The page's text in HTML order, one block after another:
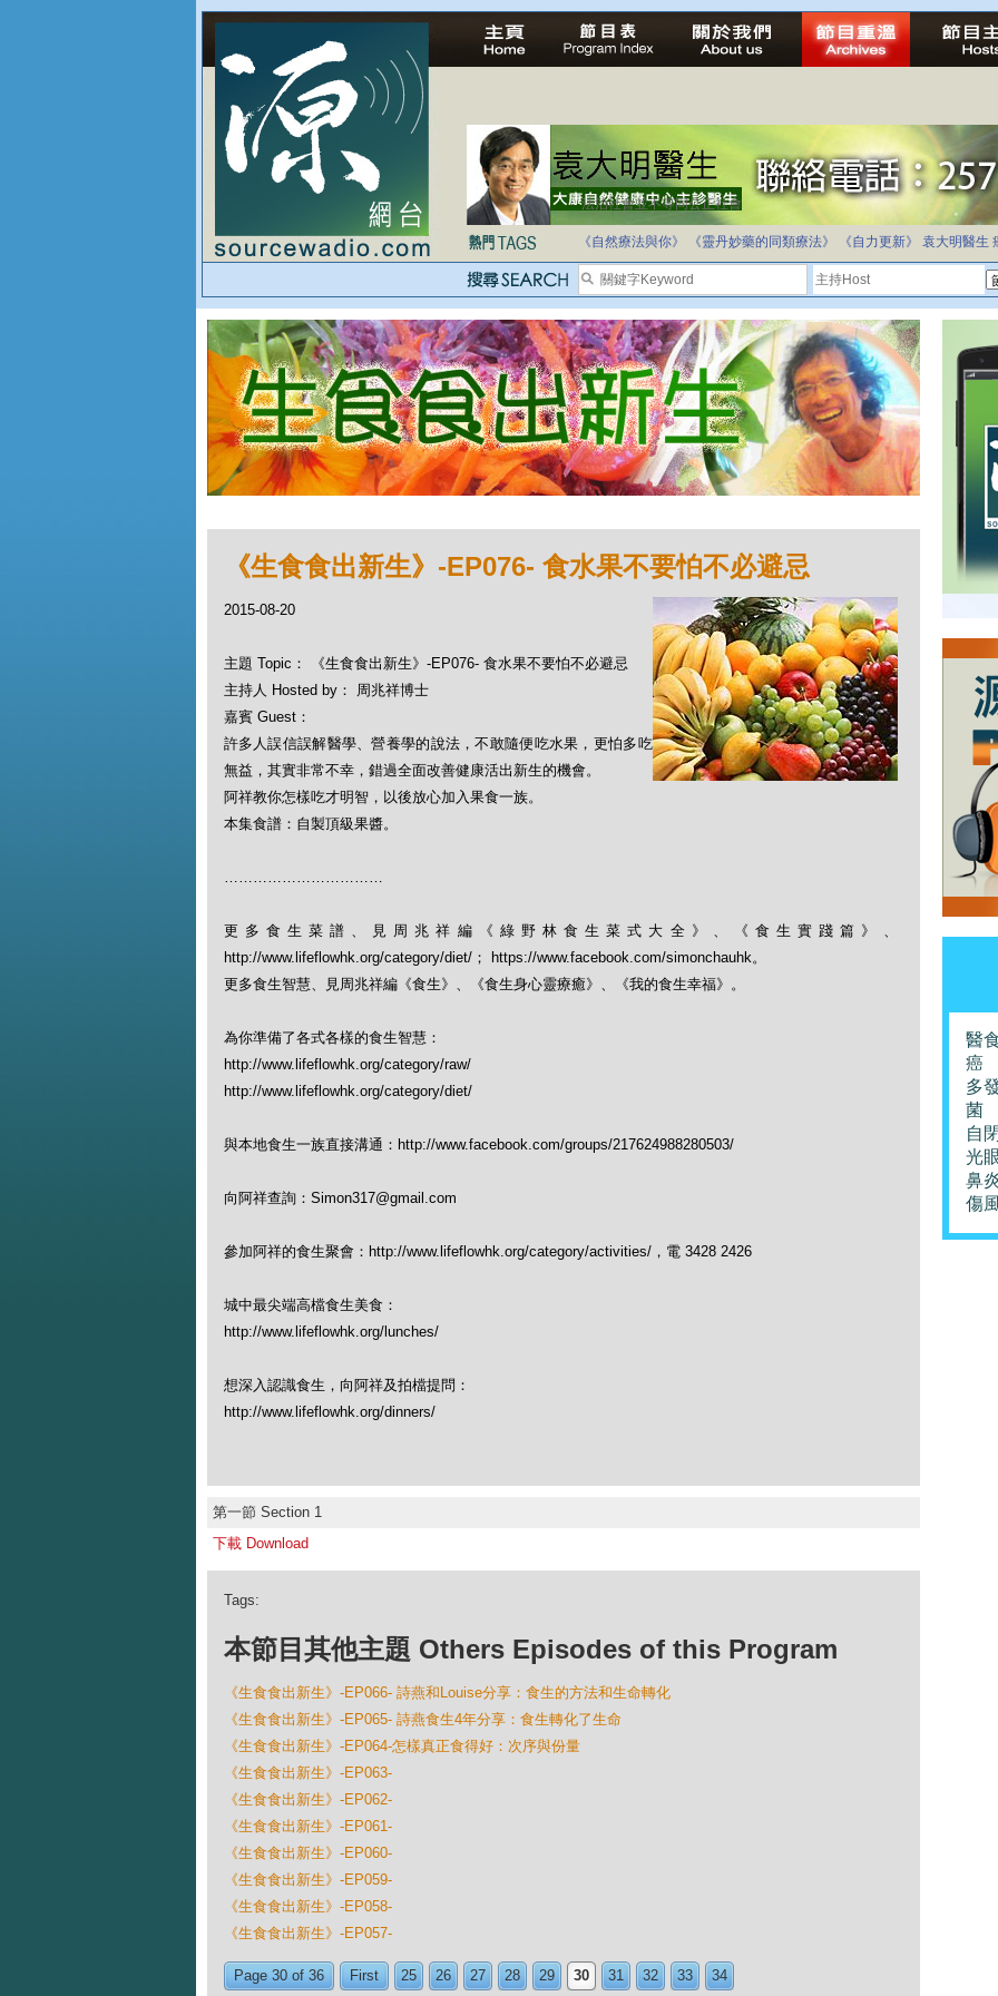
法治社會並不等同公正社會
自家教育合法化-推動多元化教育，全民學卷制
《自然療法與你》
《靈丹妙藥的同類療法》 《自力更新》 袁大明醫生
《生食食出新生》-EP076- 食水果不要怕不必避忌
2015-08-20
主題 Topic： 《生食食出新生》-EP076- 食水果不要怕不必避忌
主持人 Hosted by： 周兆祥博士
嘉賓 Guest：
許多人誤信誤解醫學、營養學的說法，不敢隨便吃水果，更怕多吃
無益，其實非常不幸，錯過全面改善健康活出新生的機會。
阿祥教你怎樣吃才明智，以後放心加入果食一族。
本集食譜：自製頂級果醬。
……………………………
更多食生菜譜、見周兆祥編《綠野林食生菜式大全》、《食生實踐篇》、
http://www.lifeflowhk.org/category/diet/； https://www.facebook.com/simonchauhk。
更多食生智慧、見周兆祥編《食生》、《食生身心靈療癒》、《我的食生幸福》。
為你準備了各式各樣的食生智慧：
http://www.lifeflowhk.org/category/raw/
http://www.lifeflowhk.org/category/diet/
與本地食生一族直接溝通：http://www.facebook.com/groups/217624988280503/
向阿祥查詢：Simon317@gmail.com
參加阿祥的食生聚會：http://www.lifeflowhk.org/category/activities/，電 3428 2426
城中最尖端高檔食生美食：
http://www.lifeflowhk.org/lunches/
想深入認識食生，向阿祥及拍檔提問：
http://www.lifeflowhk.org/dinners/
第一節 Section 1
下載 Download
Tags:
本節目其他主題 Others Episodes of this Program
《生食食出新生》-EP066- 詩燕和Louise分享：食生的方法和生命轉化
《生食食出新生》-EP065- 詩燕食生4年分享：食生轉化了生命
《生食食出新生》-EP064-怎樣真正食得好：次序與份量
《生食食出新生》-EP063-
《生食食出新生》-EP062-
《生食食出新生》-EP061-
《生食食出新生》-EP060-
《生食食出新生》-EP059-
《生食食出新生》-EP058-
《生食食出新生》-EP057-
Page 30 of 36 First 25 26 27 28 29 30 31 32 33 34
醫
癌
多
菌
自
光
鼻
傷